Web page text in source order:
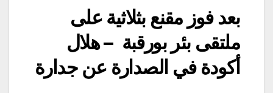
بعد فوز مقنع بثلاثية على
ملتقى بئر بورقبة – هلال
أكودة في الصدارة عن جدارة